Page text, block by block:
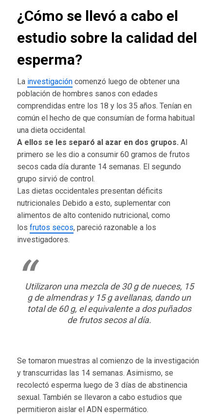
¿Cómo se llevó a cabo el
estudio sobre la calidad del
esperma?
La investigación comenzó luego de obtener una
población de hombres sanos con edades
comprendidas entre los 18 y los 35 años. Tenían en
común el hecho de que consumían de forma habitual
una dieta occidental.
A ellos se les separó al azar en dos grupos. Al
primero se les dio a consumir 60 gramos de frutos
secos cada día durante 14 semanas. El segundo
grupo sirvió de control.
Las dietas occidentales presentan déficits
nutricionales Debido a esto, suplementar con
alimentos de alto contenido nutricional, como
los frutos secos, pareció razonable a los
investigadores.
Utilizaron una mezcla de 30 g de nueces, 15
g de almendras y 15 g avellanas, dando un
total de 60 g, el equivalente a dos puñados
de frutos secos al día.
Se tomaron muestras al comienzo de la investigación
y transcurridas las 14 semanas. Asimismo, se
recolectó esperma luego de 3 días de abstinencia
sexual. También se llevaron a cabo estudios que
permitieron aislar el ADN espermático.